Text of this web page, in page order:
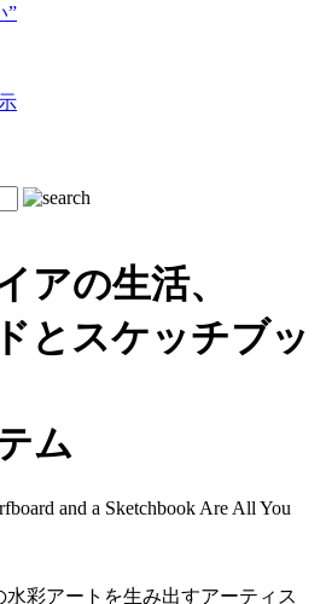
”
アの生活、
とスケッチブッ
ム
and a Sketchbook Are All You
彩アートを生み出すアーティス